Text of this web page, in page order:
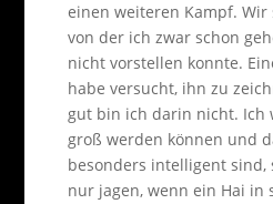
einen weiteren Kampf. Wir
von der ich zwar schon
nicht vorstellen konnte.
habe versucht, ihn zu
gut bin ich darin nicht. Ich
groß werden können und
besonders intelligent sind,
nur jagen, wenn ein Hai in